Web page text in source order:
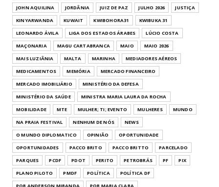
JOHN AQUILINA
JORDÂNIA JUIZ DE PAZ JULHO 2026
JUSTIÇA
KINYARWANDA
KUWAIT KWIBOHORA31
KWIBUKA 31
LEONARDO ÁVILA
LIGA DOS ESTADOS ÁRABES
LÚCIO COSTA
MAÇONARIA
MAGU CARTABRANCA MAIO
MAIO 2026
MAIS LUZIÂNIA
MALTA MARINHA
MEDIADORES AÉREOS
MEDICAMENTOS
MEMÓRIA
MERCADO FINANCEIRO
MERCADO IMOBILIÁRIO
MINISTÉRIO DA DEFESA
MINISTÉRIO DA SAÚDE
MINISTRA MARIA LAURA DA ROCHA
MOBILIDADE
MTE MULHER; TI; EVENTO MULHERES
MUNDO
NA PRAIA FESTIVAL
NENHUM DE NÓS
NEWS
O MUNDO DIPLOMATICO
OPINIÃO
OPORTUNIDADE
OPORTUNIDADES
PACCO BRITO PACCO BRITTO
PARCELADO
PARQUES
PCDF PDOT PERITO PETROBRÁS PF
PIX
PLANO PILOTO
PMDF POLÍTICA
POLÍTICA DF